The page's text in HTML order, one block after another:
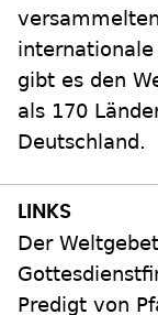
gibt es den
als 170
Deutschland.
Der
Predigt von